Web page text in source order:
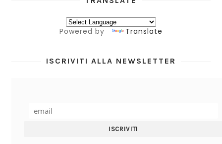
Powered by Translate
ISCRIVITI ALLA NEWSLETTER